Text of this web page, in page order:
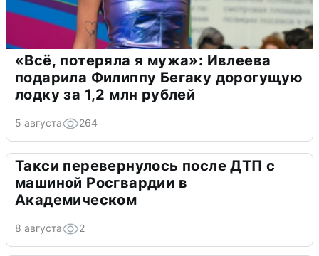
«Всё, потеряла я мужа»: Ивлеева
подарила Филиппу Бегаку дорогущую
лодку за 1,2 млн рублей
5 августа 264
Такси перевернулось после ДТП с
машиной Росгвардии в
Академическом
8 августа 2